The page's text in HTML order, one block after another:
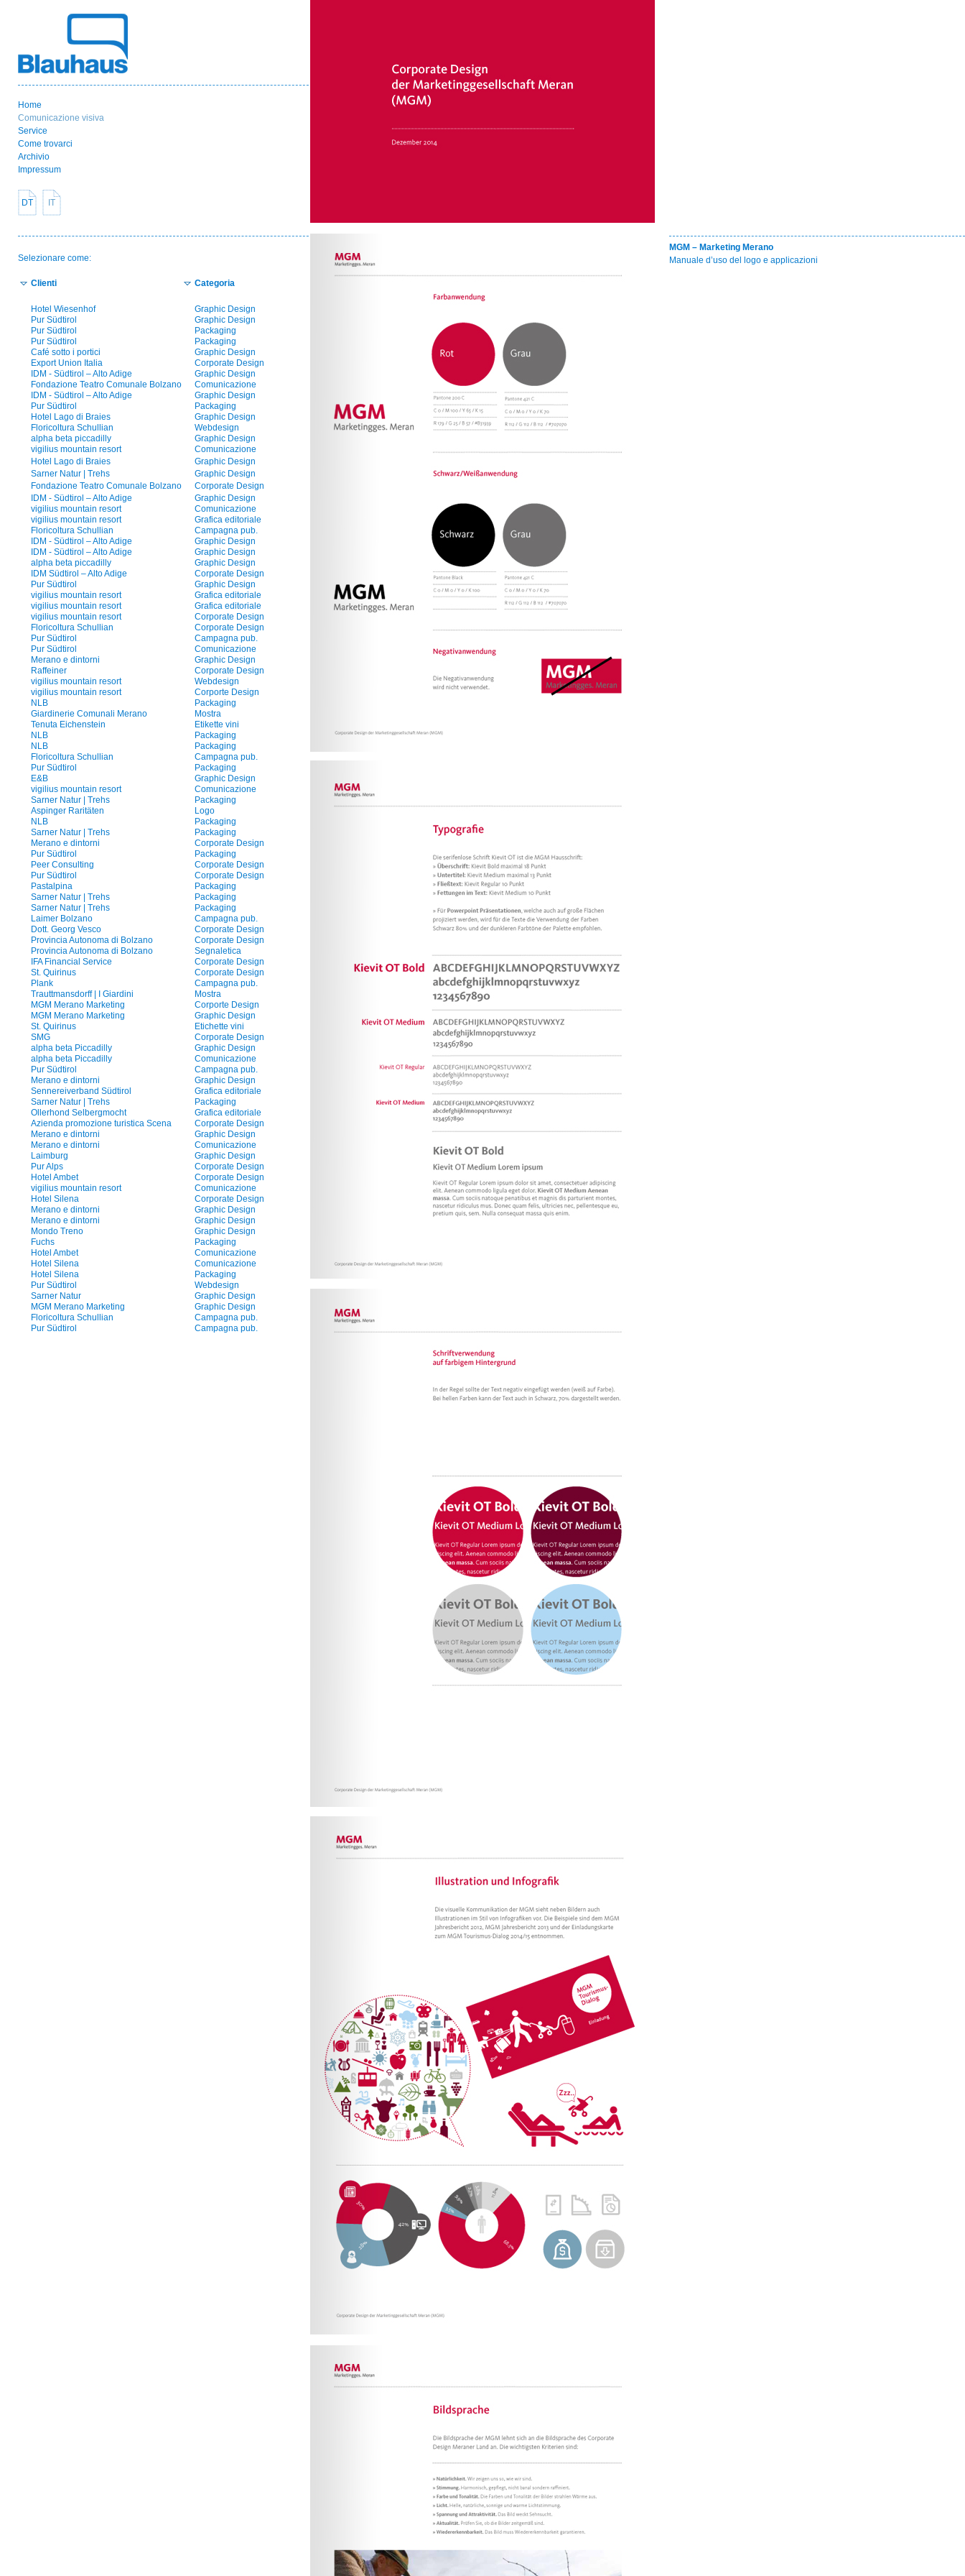
Home
Comunicazione visiva
Service
Come trovarci
Archivio
Impressum
DT IT
Selezionare come:
Clienti Categoria
Hotel Wiesenhof
Graphic Design
Pur Südtirol
Graphic Design
Pur Südtirol
Packaging
Pur Südtirol
Packaging
Café sotto i portici
Graphic Design
Export Union Italia
Corporate Design
IDM - Südtirol – Alto Adige
Graphic Design
Fondazione Teatro Comunale Bolzano
Comunicazione
IDM - Südtirol – Alto Adige
Graphic Design
Pur Südtirol
Packaging
Hotel Lago di Braies
Graphic Design
Floricoltura Schullian
Webdesign
alpha beta piccadilly
Graphic Design
vigilius mountain resort
Comunicazione
Hotel Lago di Braies
Graphic Design
Sarner Natur | Trehs
Graphic Design
Fondazione Teatro Comunale Bolzano
Corporate Design
IDM - Südtirol – Alto Adige
Graphic Design
vigilius mountain resort
Comunicazione
vigilius mountain resort
Grafica editoriale
Floricoltura Schullian
Campagna pub.
IDM - Südtirol – Alto Adige
Graphic Design
IDM - Südtirol – Alto Adige
Graphic Design
alpha beta piccadilly
Graphic Design
IDM Südtirol – Alto Adige
Corporate Design
Pur Südtirol
Graphic Design
vigilius mountain resort
Grafica editoriale
vigilius mountain resort
Grafica editoriale
vigilius mountain resort
Corporate Design
Floricoltura Schullian
Corporate Design
Pur Südtirol
Campagna pub.
Pur Südtirol
Comunicazione
Merano e dintorni
Graphic Design
Raffeiner
Corporate Design
vigilius mountain resort
Webdesign
vigilius mountain resort
Corporte Design
NLB
Packaging
Giardinerie Comunali Merano
Mostra
Tenuta Eichenstein
Etikette vini
NLB
Packaging
NLB
Packaging
Floricoltura Schullian
Campagna pub.
Pur Südtirol
Packaging
E&B
Graphic Design
vigilius mountain resort
Comunicazione
Sarner Natur | Trehs
Packaging
Aspinger Raritäten
Logo
NLB
Packaging
Sarner Natur | Trehs
Packaging
Merano e dintorni
Corporate Design
Pur Südtirol
Packaging
Peer Consulting
Corporate Design
Pur Südtirol
Corporate Design
Pastalpina
Packaging
Sarner Natur | Trehs
Packaging
Sarner Natur | Trehs
Packaging
Laimer Bolzano
Campagna pub.
Dott. Georg Vesco
Corporate Design
Provincia Autonoma di Bolzano
Corporate Design
Provincia Autonoma di Bolzano
Segnaletica
IFA Financial Service
Corporate Design
St. Quirinus
Corporate Design
Plank
Campagna pub.
Trauttmansdorff | I Giardini
Mostra
MGM Merano Marketing
Corporte Design
MGM Merano Marketing
Graphic Design
St. Quirinus
Etichette vini
SMG
Corporate Design
alpha beta Piccadilly
Graphic Design
alpha beta Piccadilly
Comunicazione
Pur Südtirol
Campagna pub.
Merano e dintorni
Graphic Design
Sennereiverband Südtirol
Grafica editoriale
Sarner Natur | Trehs
Packaging
Ollerhond Selbergmocht
Grafica editoriale
Azienda promozione turistica Scena
Corporate Design
Merano e dintorni
Graphic Design
Merano e dintorni
Comunicazione
Laimburg
Graphic Design
Pur Alps
Corporate Design
Hotel Ambet
Corporate Design
vigilius mountain resort
Comunicazione
Hotel Silena
Corporate Design
Merano e dintorni
Graphic Design
Merano e dintorni
Graphic Design
Mondo Treno
Graphic Design
Fuchs
Packaging
Hotel Ambet
Comunicazione
Hotel Silena
Comunicazione
Hotel Silena
Packaging
Pur Südtirol
Webdesign
Sarner Natur
Graphic Design
MGM Merano Marketing
Graphic Design
Floricoltura Schullian
Campagna pub.
Pur Südtirol
Campagna pub.
MGM – Marketing Merano
Manuale d’uso del logo e applicazioni